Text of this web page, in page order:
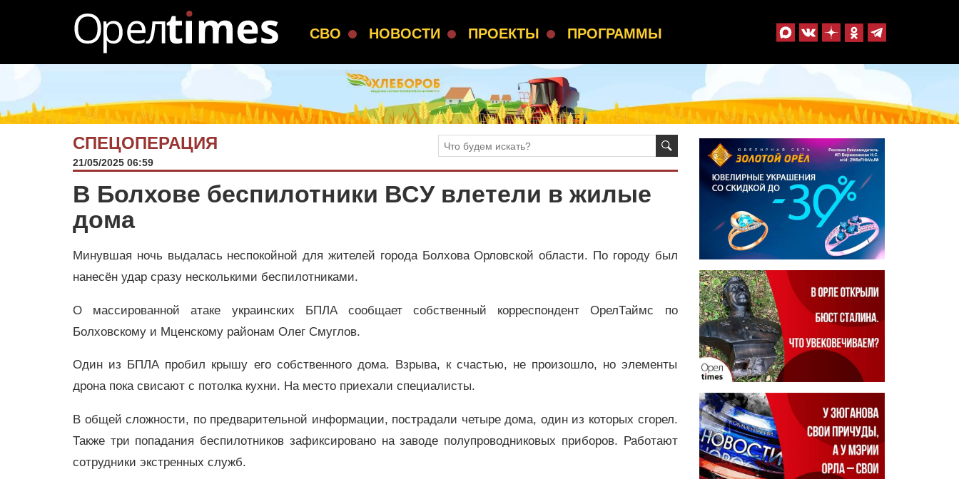
СВО НОВОСТИ ПРОЕКТЫ ПРОГРАММЫ
СПЕЦОПЕРАЦИЯ
21/05/2025 06:59
В Болхове беспилотники ВСУ влетели в жилые
дома
Минувшая ночь выдалась неспокойной для жителей города Болхова Орловской области. По городу был
нанесён удар сразу несколькими беспилотниками.
О массированной атаке украинских БПЛА сообщает собственный корреспондент ОрелТаймс по
Болховскому и Мценскому районам Олег Смуглов.
Один из БПЛА пробил крышу его собственного дома. Взрыва, к счастью, не произошло, но элементы
дрона пока свисают с потолка кухни. На место приехали специалисты.
В общей сложности, по предварительной информации, пострадали четыре дома, один из которых сгорел.
Также три попадания беспилотников зафиксировано на заводе полупроводниковых приборов. Работают
сотрудники экстренных служб.